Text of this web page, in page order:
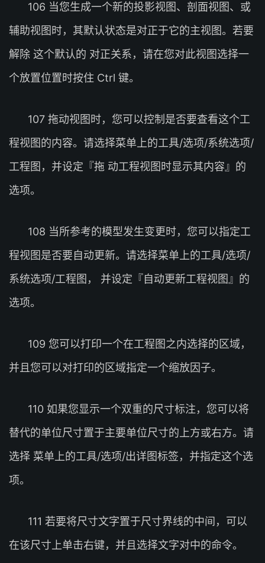
106 当您生成一个新的投影视图、剖面视图、或
辅助视图时，其默认状态是对正于它的主视图。若要
解除 这个默认的 对正关系，请在您对此视图选择一
个放置位置时按住 Ctrl 键。
107 拖动视图时，您可以控制是否要查看这个工
程视图的内容。请选择菜单上的工具/选项/系统选项/
工程图，并设定『拖 动工程视图时显示其内容』的
选项。
108 当所参考的模型发生变更时，您可以指定工
程视图是否要自动更新。请选择菜单上的工具/选项/
系统选项/工程图， 并设定『自动更新工程视图』的
选项。
109 您可以打印一个在工程图之内选择的区域，
并且您可以对打印的区域指定一个缩放因子。
110 如果您显示一个双重的尺寸标注，您可以将
替代的单位尺寸置于主要单位尺寸的上方或右方。请
选择 菜单上的工具/选项/出详图标签，并指定这个选
项。
111 若要将尺寸文字置于尺寸界线的中间，可以
在该尺寸上单击右键，并且选择文字对中的命令。